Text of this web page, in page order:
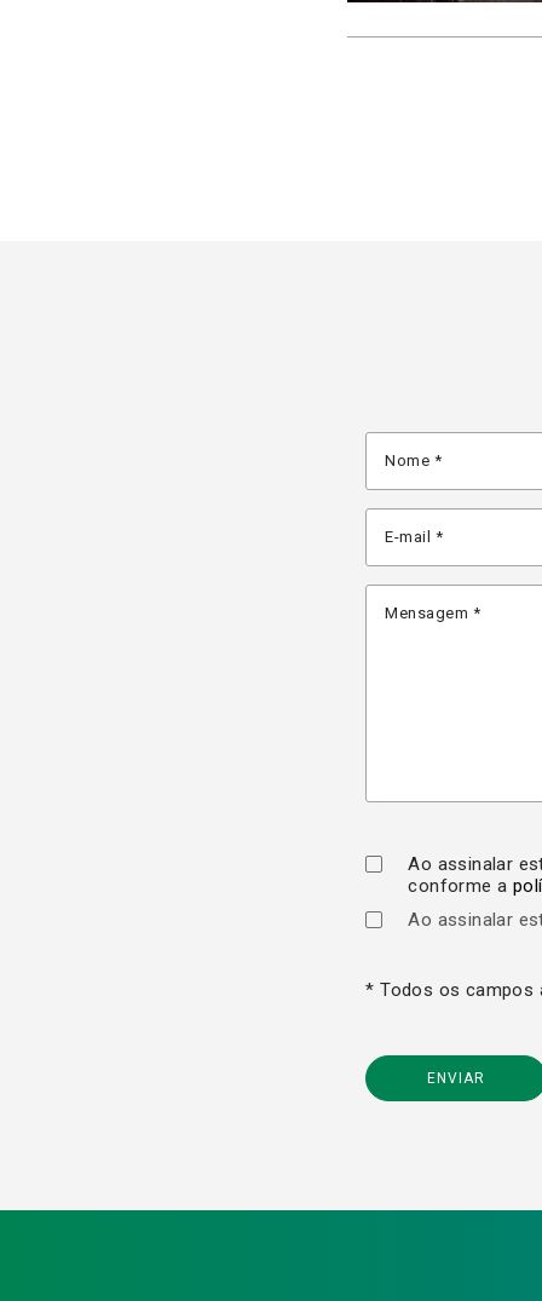
Ao assinalar
conforme a
Ao assinalar
* Todos os campos